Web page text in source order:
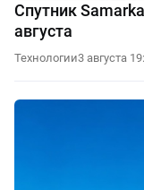
Спутник
августа
Технологии3 августа